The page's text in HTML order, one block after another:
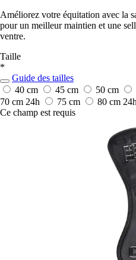
Améliorez votre équitation avec la
pour un meilleur maintien et une
ventre.
Taille
*
Guide des tailles
40 cm
45 cm 50 cm
70 cm 24h 75 cm 80 cm
Ce champ est requis